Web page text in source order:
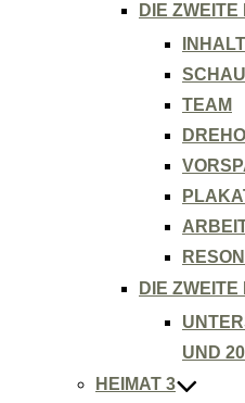
DIE
TEAM
DIE
UND
HEIMAT 3